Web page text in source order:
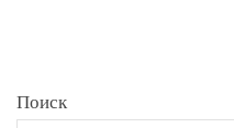
Поиск